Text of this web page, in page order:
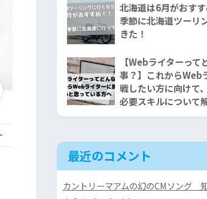
北海道は6月がおす
季節に北海道ツーリ
きた！
【Webライターって
事？】これからWeb
戦したい方に向けて
必要スキルについて
最近のコメント
カントリーマアムの幻のCMソング